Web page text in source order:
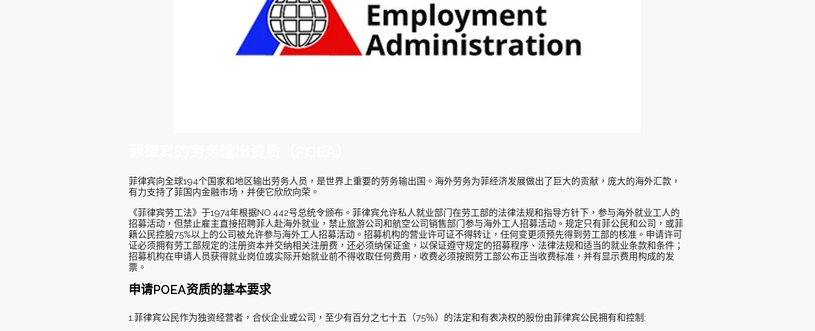
菲律宾向全球194个国家和地区输出劳务人员，是世界上重要的劳务输出国。海外劳务为菲经济发展做出了巨大的贡献，庞大的海外汇款，
有力支持了菲国内金融市场，并使它欣欣向荣。
《菲律宾劳工法》于1974年根据NO.442号总统令颁布。菲律宾允许私人就业部门在劳工部的法律法规和指导方针下，参与海外就业工人的
招募活动，但禁止雇主直接招聘菲人赴海外就业，禁止旅游公司和航空公司销售部门参与海外工人招募活动。规定只有菲公民和公司，或菲
籍公民控股75%以上的公司被允许参与海外工人招募活动。招募机构的营业许可证不得转让，任何变更须预先得到劳工部的核准。申请许可
证必须拥有劳工部规定的注册资本并交纳相关注册费，还必须纳保证金，以保证遵守规定的招募程序、法律法规和适当的就业条款和条件；
招募机构在申请人员获得就业岗位或实际开始就业前不得收取任何费用，收费必须按照劳工部公布正当收费标准，并有显示费用构成的发
票。
申请POEA资质的基本要求
1.菲律宾公民作为独资经营者，合伙企业或公司，至少有百分之七十五（75％）的法定和有表决权的股份由菲律宾公民拥有和控制;